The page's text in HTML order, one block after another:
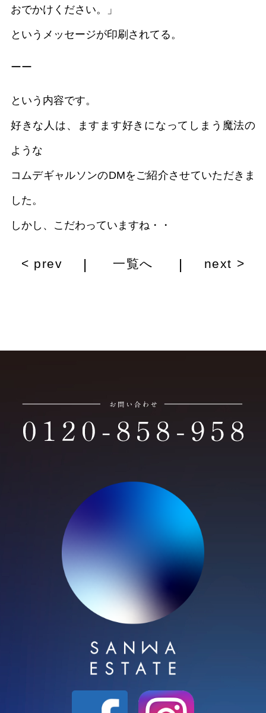
おでかけください。」
というメッセージが印刷されてる。
ーー
という内容です。
好きな人は、ますます好きになってしまう魔法の
ような
コムデギャルソンのDMをご紹介させていただきま
した。
しかし、こだわっていますね・・
< prev | 一覧へ | next >